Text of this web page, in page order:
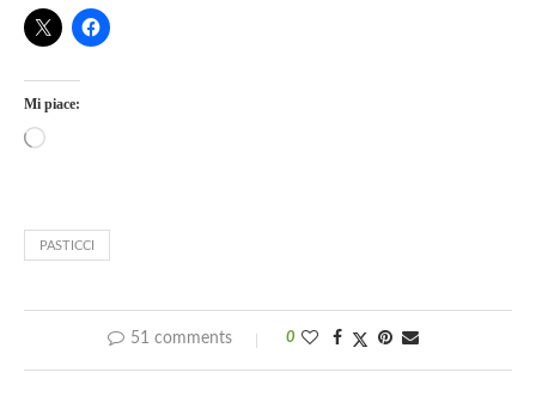
Mi piace:
PASTICCI
51 comments 0